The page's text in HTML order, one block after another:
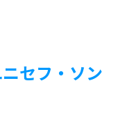
セフ・ソン